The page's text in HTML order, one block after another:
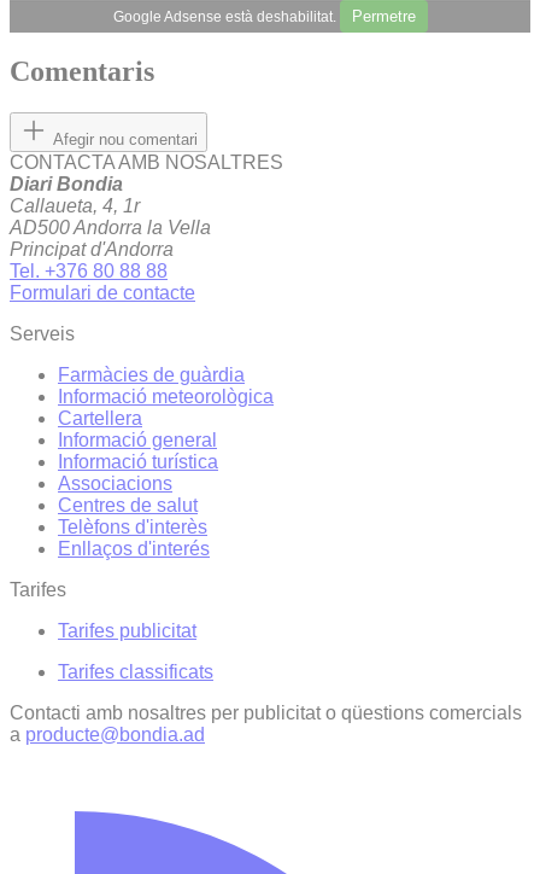
Google Adsense està deshabilitat. Permetre
Comentaris
Afegir nou comentari
CONTACTA AMB NOSALTRES
Diari Bondia
Callaueta, 4, 1r
AD500 Andorra la Vella
Principat d'Andorra
Tel. +376 80 88 88
Formulari de contacte
Serveis
Farmàcies de guàrdia
Informació meteorològica
Cartellera
Informació general
Informació turística
Associacions
Centres de salut
Telèfons d'interès
Enllaços d'interés
Tarifes
Tarifes publicitat
Tarifes classificats
Contacti amb nosaltres per publicitat o qüestions comercials
a producte@bondia.ad